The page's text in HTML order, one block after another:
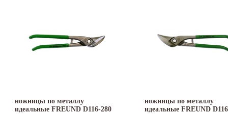
ножницы по металлу
идеальные FREUND D116-280
ножницы по металлу
идеальные FREUND